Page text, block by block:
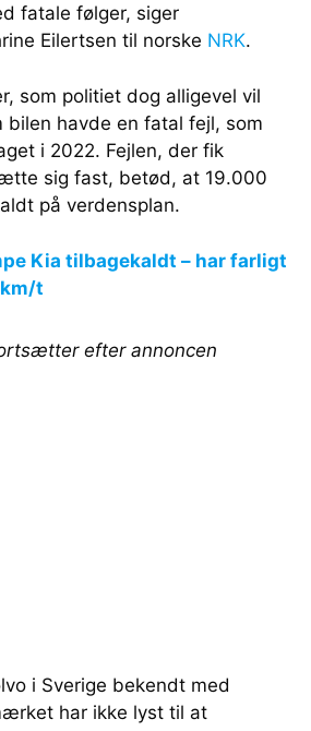
fatale følger, siger
Eilertsen til norske NRK.
som politiet dog alligevel vil
bilen havde en fatal fejl, som
i 2022. Fejlen, der fik
sig fast, betød, at 19.000
på verdensplan.
Kia tilbagekaldt – har farligt
t
efter annoncen
i Sverige bekendt med
har ikke lyst til at